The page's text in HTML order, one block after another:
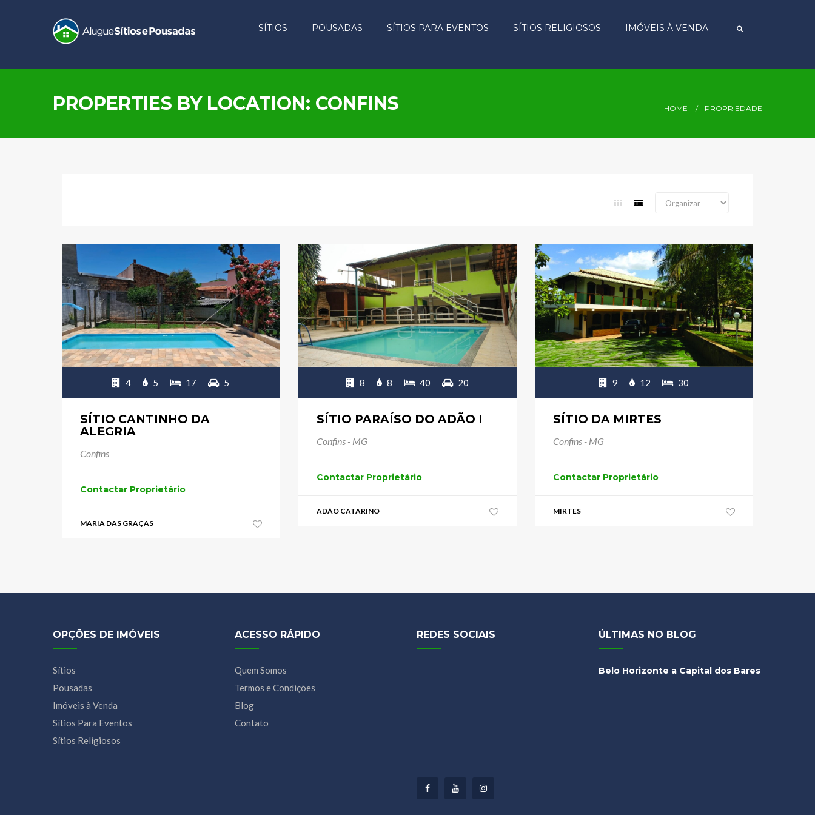
SÍTIOS POUSADAS SÍTIOS PARA EVENTOS SÍTIOS RELIGIOSOS IMÓVEIS À VENDA
PROPERTIES BY LOCATION: CONFINS HOME PROPRIEDADE
4 5 17 5
SÍTIO CANTINHO DA
ALEGRIA
Confins
Contactar Proprietário
MARIA DAS GRAÇAS
8 8 40 20
SÍTIO PARAÍSO DO ADÃO I
Confins - MG
Contactar Proprietário
ADÃO CATARINO
9 12 30
SÍTIO DA MIRTES
Confins - MG
Contactar Proprietário
MIRTES
OPÇÕES DE IMÓVEIS
Sítios
Pousadas
Imóveis à Venda
Sítios Para Eventos
Sítios Religiosos
ACESSO RÁPIDO
Quem Somos
Termos e Condições
Blog
Contato
REDES SOCIAIS
FacebookYoutube
ÚLTIMAS NO BLOG
Belo Horizonte a Capital dos Bares